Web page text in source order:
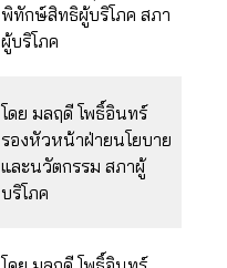
พิทักษ์สิทธิผู้บริโภค สภา
ผู้บริโภค
โดย มลฤดี โพธิ์อินทร์
รองหัวหน้าฝ่ายนโยบาย
และนวัตกรรม สภาผู้
บริโภค